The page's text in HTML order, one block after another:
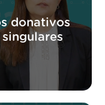
donativos